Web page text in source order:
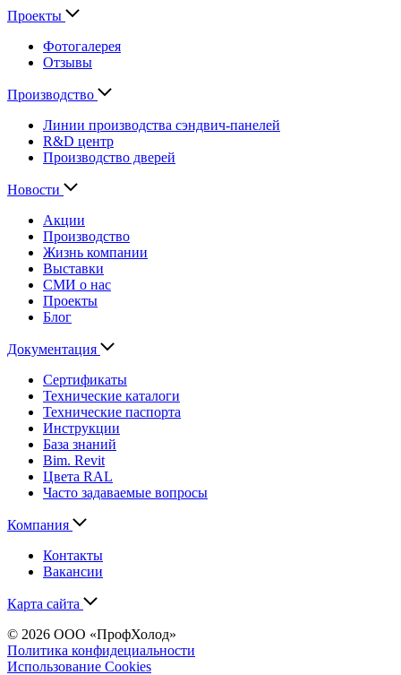
Проекты
Фотогалерея
Отзывы
Производство
Линии производства сэндвич-панелей
R&D центр
Производство дверей
Новости
Акции
Производство
Жизнь компании
Выставки
СМИ о нас
Проекты
Блог
Документация
Сертификаты
Технические каталоги
Технические паспорта
Инструкции
База знаний
Bim. Revit
Цвета RAL
Часто задаваемые вопросы
Компания
Контакты
Вакансии
Карта сайта
© 2026 ООО «ПрофХолод»
Политика конфидециальности
Использование Cookies